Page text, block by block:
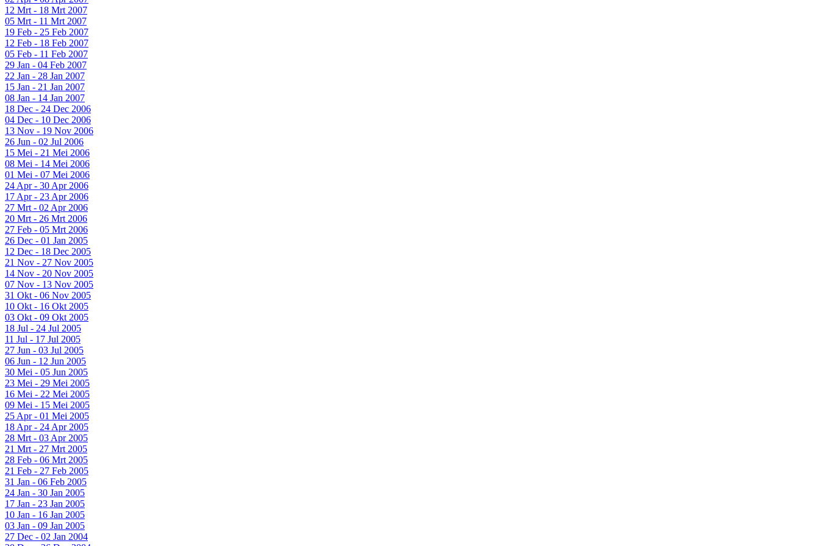
12 Mrt - 18 Mrt 2007
05 Mrt - 11 Mrt 2007
19 Feb - 25 Feb 2007
12 Feb - 18 Feb 2007
05 Feb - 11 Feb 2007
29 Jan - 04 Feb 2007
22 Jan - 28 Jan 2007
15 Jan - 21 Jan 2007
08 Jan - 14 Jan 2007
18 Dec - 24 Dec 2006
04 Dec - 10 Dec 2006
13 Nov - 19 Nov 2006
26 Jun - 02 Jul 2006
15 Mei - 21 Mei 2006
08 Mei - 14 Mei 2006
01 Mei - 07 Mei 2006
24 Apr - 30 Apr 2006
17 Apr - 23 Apr 2006
27 Mrt - 02 Apr 2006
20 Mrt - 26 Mrt 2006
27 Feb - 05 Mrt 2006
26 Dec - 01 Jan 2005
12 Dec - 18 Dec 2005
21 Nov - 27 Nov 2005
14 Nov - 20 Nov 2005
07 Nov - 13 Nov 2005
31 Okt - 06 Nov 2005
10 Okt - 16 Okt 2005
03 Okt - 09 Okt 2005
18 Jul - 24 Jul 2005
11 Jul - 17 Jul 2005
27 Jun - 03 Jul 2005
06 Jun - 12 Jun 2005
30 Mei - 05 Jun 2005
23 Mei - 29 Mei 2005
16 Mei - 22 Mei 2005
09 Mei - 15 Mei 2005
25 Apr - 01 Mei 2005
18 Apr - 24 Apr 2005
28 Mrt - 03 Apr 2005
21 Mrt - 27 Mrt 2005
28 Feb - 06 Mrt 2005
21 Feb - 27 Feb 2005
31 Jan - 06 Feb 2005
24 Jan - 30 Jan 2005
17 Jan - 23 Jan 2005
10 Jan - 16 Jan 2005
03 Jan - 09 Jan 2005
27 Dec - 02 Jan 2004